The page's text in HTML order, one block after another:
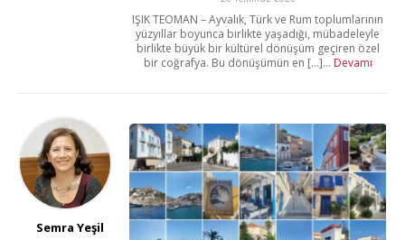
IŞIK TEOMAN – Ayvalık, Türk ve Rum toplumlarının
yüzyıllar boyunca birlikte yaşadığı, mübadeleyle
birlikte büyük bir kültürel dönüşüm geçiren özel
bir coğrafya. Bu dönüşümün en [...]... Devamı
Semra Yeşil